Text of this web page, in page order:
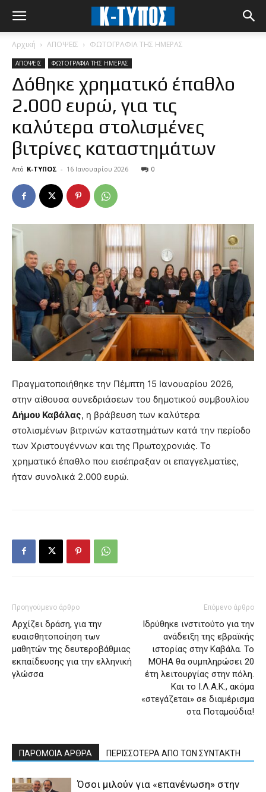
Αρχική ΑΠΟΨΕΙΣ ΦΩΤΟΓΡΑΦΙΑ ΤΗΣ ΗΜΕΡΑΣ
ΑΠΟΨΕΙΣ ΦΩΤΟΓΡΑΦΙΑ ΤΗΣ ΗΜΕΡΑΣ
Δόθηκε χρηματικό έπαθλο
2.000 ευρώ, για τις
καλύτερα στολισμένες
βιτρίνες καταστημάτων
Από Κ-ΤΥΠΟΣ - 16 Ιανουαρίου 2026 0
Πραγματοποιήθηκε την Πέμπτη 15 Ιανουαρίου 2026,
στην αίθουσα συνεδριάσεων του δημοτικού συμβουλίου
Δήμου Καβάλας, η βράβευση των καλύτερα
στολισμένων βιτρινών καταστημάτων κατά την περίοδο
των Χριστουγέννων και της Πρωτοχρονιάς. Το
χρηματικό έπαθλο που εισέπραξαν οι επαγγελματίες,
ήταν συνολικά 2.000 ευρώ.
Προηγούμενο άρθρο
Αρχίζει δράση, για την
ευαισθητοποίηση των
μαθητών της δευτεροβάθμιας
εκπαίδευσης για την ελληνική
γλώσσα
Επόμενο άρθρο
Ιδρύθηκε ινστιτούτο για την
ανάδειξη της εβραϊκής
ιστορίας στην Καβάλα. Το
MOHA θα συμπληρώσει 20
έτη λειτουργίας στην πόλη.
Και το Ι.Λ.Α.Κ., ακόμα
«στεγάζεται» σε διαμέρισμα
στα Ποταμούδια!
ΠΑΡΟΜΟΙΑ ΑΡΘΡΑ ΠΕΡΙΣΣΟΤΕΡΑ ΑΠΟ ΤΟΝ ΣΥΝΤΑΚΤΗ
Όσοι μιλούν για «επανένωση» στην